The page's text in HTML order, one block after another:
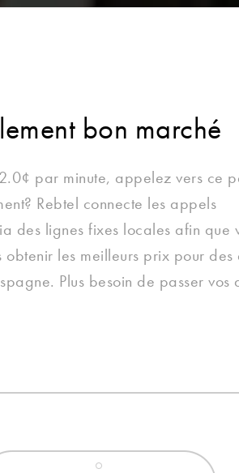
bon marché
par minute, appelez vers ce
Rebtel connecte les appels
des lignes fixes locales afin que
obtenir les meilleurs prix pour des
Plus besoin de passer vos